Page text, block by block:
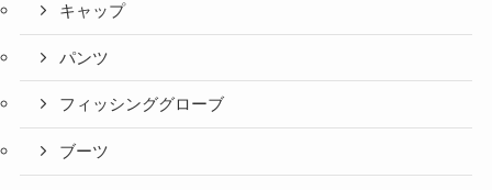
キャップ
パンツ
フィッシンググローブ
ブーツ